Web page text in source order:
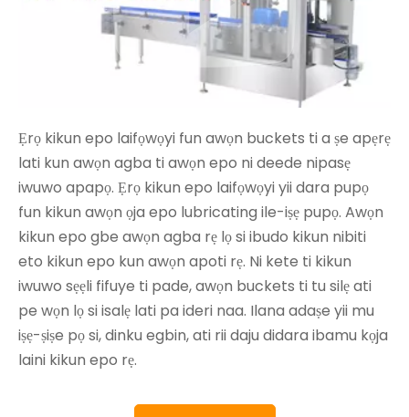
Ẹrọ kikun epo laifọwọyi fun awọn buckets ti a ṣe apẹrẹ
lati kun awọn agba ti awọn epo ni deede nipasẹ
iwuwo apapọ. Ẹrọ kikun epo laifọwọyi yii dara pupọ
fun kikun awọn ọja epo lubricating ile-iṣẹ pupọ. Awọn
kikun epo gbe awọn agba rẹ lọ si ibudo kikun nibiti
eto kikun epo kun awọn apoti rẹ. Ni kete ti kikun
iwuwo sẹẹli fifuye ti pade, awọn buckets ti tu silẹ ati
pe wọn lọ si isalẹ lati pa ideri naa. Ilana adaṣe yii mu
iṣẹ-ṣiṣe pọ si, dinku egbin, ati rii daju didara ibamu kọja
laini kikun epo rẹ.